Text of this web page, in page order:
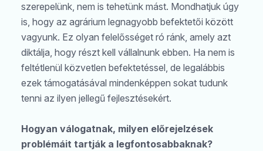
szerepelünk, nem is tehetünk mást. Mondhatjuk úgy
is, hogy az agrárium legnagyobb befektetői között
vagyunk. Ez olyan felelősséget ró ránk, amely azt
diktálja, hogy részt kell vállalnunk ebben. Ha nem is
feltétlenül közvetlen befektetéssel, de legalábbis
ezek támogatásával mindenképpen sokat tudunk
tenni az ilyen jellegű fejlesztésekért.
Hogyan válogatnak, milyen előrejelzések
problémáit tartják a legfontosabbaknak?